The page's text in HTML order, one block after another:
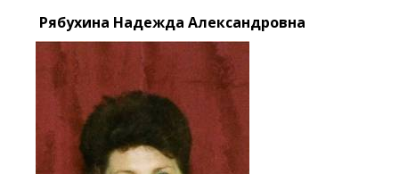
Рябухина Надежда Александровна